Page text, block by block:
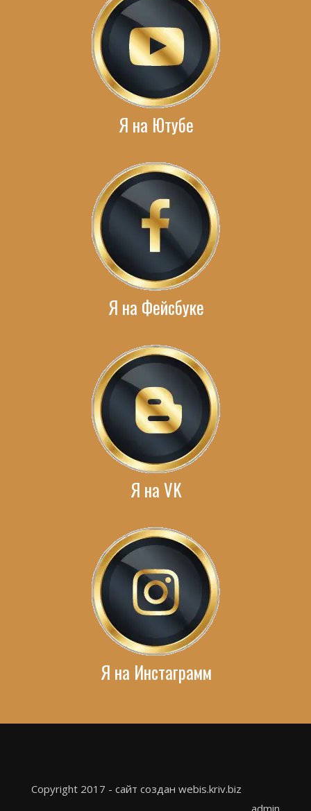
Я на Ютубе
Я на Фейсбуке
Я на VK
Я на Инстаграмм
Copyright 2017 - сайт создан webis.kriv.biz